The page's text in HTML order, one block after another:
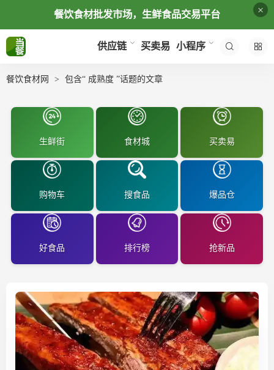
餐饮食材批发市场，生鲜食品交易平台 ×
供应链 买卖易 小程序
餐饮食材网 包含“ 成熟度 ”话题的文章
生鲜街 食材城 买卖易
购物车 搜食品 爆品仓
好食品 排行榜 抢新品